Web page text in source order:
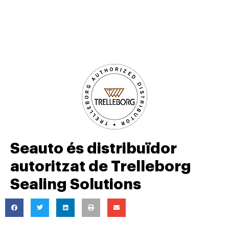
Seauto és distribuïdor
autoritzat de Trelleborg
Sealing Solutions